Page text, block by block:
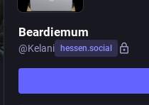
Beardiemum
@Kelani hessen.social